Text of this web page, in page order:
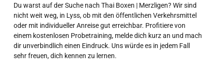
Du warst auf der Suche nach Thai Boxen | Merzligen? Wir sind
nicht weit weg, in Lyss, ob mit den öffentlichen Verkehrsmittel
oder mit individueller Anreise gut erreichbar. Profitiere von
einem kostenlosen Probetraining, melde dich kurz an und mach
dir unverbindlich einen Eindruck. Uns würde es in jedem Fall
sehr freuen, dich kennen zu lernen.